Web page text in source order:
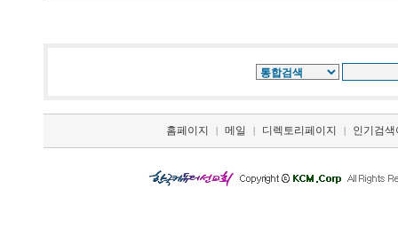
홈페이지 | 메일 | 디렉토리페이지 | 인기검색